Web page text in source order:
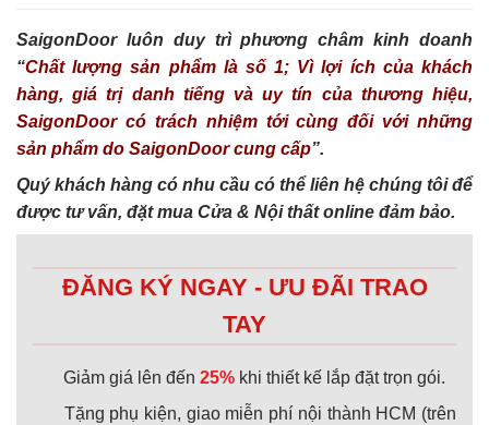
SaigonDoor luôn duy trì phương châm kinh doanh
“Chất lượng sản phẩm là số 1; Vì lợi ích của khách
hàng, giá trị danh tiếng và uy tín của thương hiệu,
SaigonDoor có trách nhiệm tới cùng đối với những
sản phẩm do SaigonDoor cung cấp”.
Quý khách hàng có nhu cầu có thể liên hệ chúng tôi để
được tư vấn, đặt mua Cửa & Nội thất online đảm bảo.
ĐĂNG KÝ NGAY - ƯU ĐÃI TRAO
TAY
Giảm giá lên đến 25% khi thiết kế lắp đặt trọn gói.
Tặng phụ kiện, giao miễn phí nội thành HCM (trên